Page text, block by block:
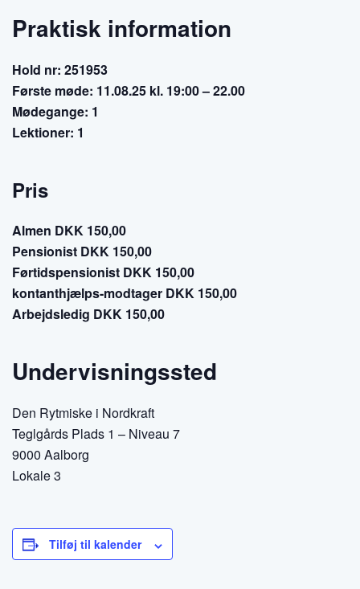
Praktisk information
Hold nr: 251953
Første møde: 11.08.25 kl. 19:00 – 22.00
Mødegange: 1
Lektioner: 1
Pris
Almen DKK 150,00
Pensionist DKK 150,00
Førtidspensionist DKK 150,00
kontanthjælps-modtager DKK 150,00
Arbejdsledig DKK 150,00
Undervisningssted
Den Rytmiske i Nordkraft
Teglgårds Plads 1 – Niveau 7
9000 Aalborg
Lokale 3
Tilføj til kalender